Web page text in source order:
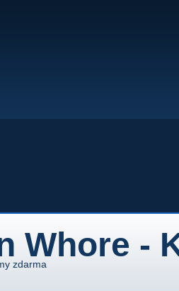
Whore -
zdarma